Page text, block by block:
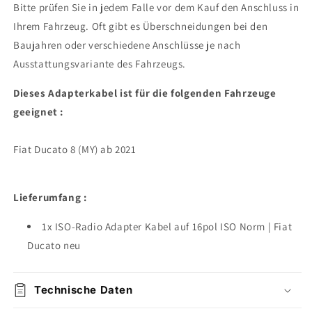
Bitte prüfen Sie in jedem Falle vor dem Kauf den Anschluss in
Ihrem Fahrzeug. Oft gibt es Überschneidungen bei den
Baujahren oder verschiedene Anschlüsse je nach
Ausstattungsvariante des Fahrzeugs.
Dieses Adapterkabel ist für die folgenden Fahrzeuge
geeignet :
Fiat Ducato 8 (MY) ab 2021
Lieferumfang :
1x ISO-Radio Adapter Kabel auf 16pol ISO Norm | Fiat
Ducato neu
Technische Daten